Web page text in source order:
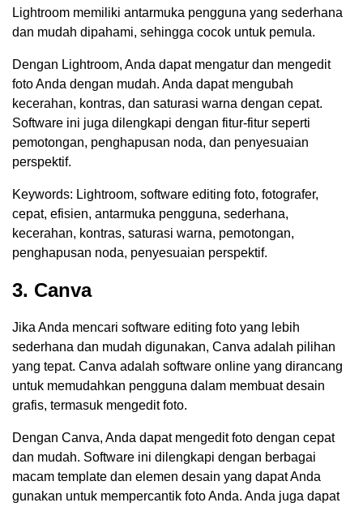
Lightroom memiliki antarmuka pengguna yang sederhana
dan mudah dipahami, sehingga cocok untuk pemula.
Dengan Lightroom, Anda dapat mengatur dan mengedit
foto Anda dengan mudah. Anda dapat mengubah
kecerahan, kontras, dan saturasi warna dengan cepat.
Software ini juga dilengkapi dengan fitur-fitur seperti
pemotongan, penghapusan noda, dan penyesuaian
perspektif.
Keywords: Lightroom, software editing foto, fotografer,
cepat, efisien, antarmuka pengguna, sederhana,
kecerahan, kontras, saturasi warna, pemotongan,
penghapusan noda, penyesuaian perspektif.
3. Canva
Jika Anda mencari software editing foto yang lebih
sederhana dan mudah digunakan, Canva adalah pilihan
yang tepat. Canva adalah software online yang dirancang
untuk memudahkan pengguna dalam membuat desain
grafis, termasuk mengedit foto.
Dengan Canva, Anda dapat mengedit foto dengan cepat
dan mudah. Software ini dilengkapi dengan berbagai
macam template dan elemen desain yang dapat Anda
gunakan untuk mempercantik foto Anda. Anda juga dapat